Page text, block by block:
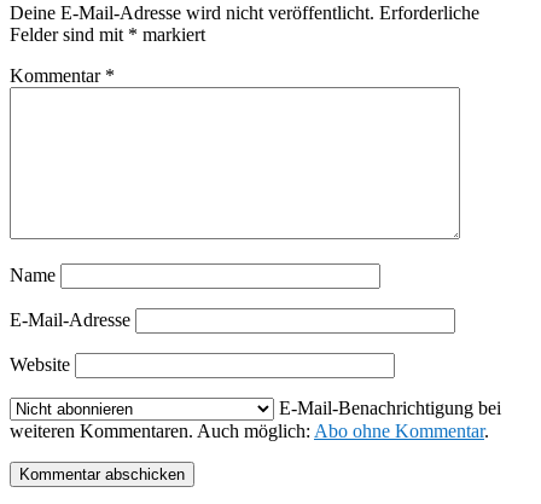
Deine E-Mail-Adresse wird nicht veröffentlicht. Erforderliche
Felder sind mit * markiert
Kommentar *
Name
E-Mail-Adresse
Website
E-Mail-Benachrichtigung bei
weiteren Kommentaren. Auch möglich: Abo ohne Kommentar.
Kommentar abschicken